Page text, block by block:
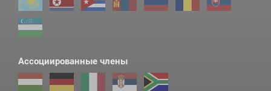
Ассоциированные члены